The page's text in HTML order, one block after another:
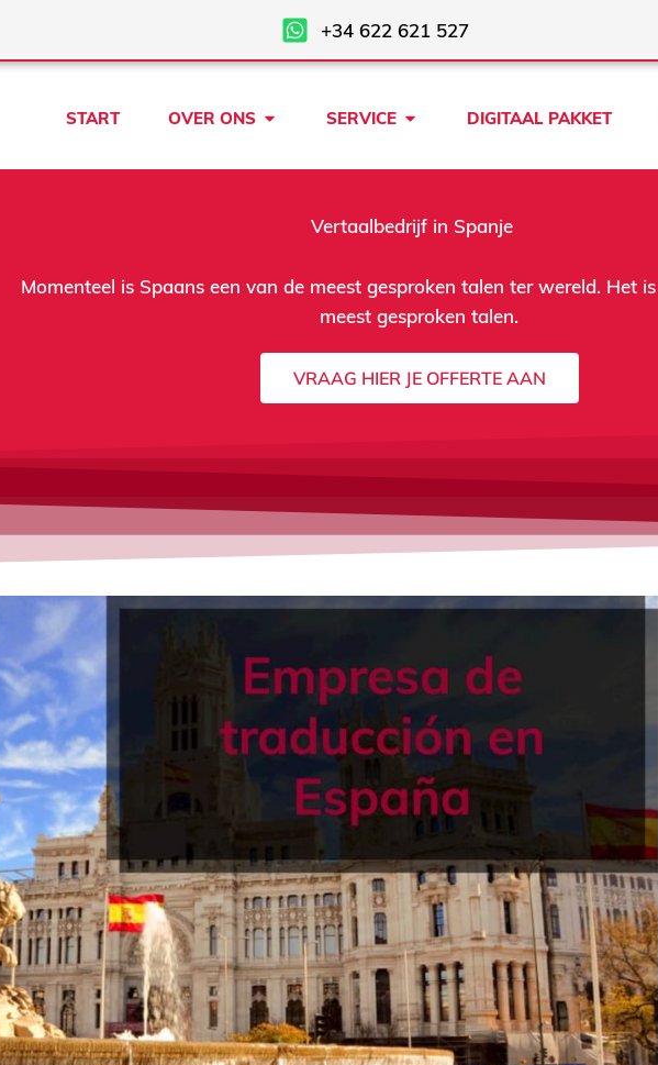
+34 622 621 527
START OVER ONS Open OVER ONS
SERVICE Open SERVICEDIGITAAL PAKKET
Vertaalbedrijf in Spanje
Momenteel is Spaans een van de meest gesproken talen ter wereld. Het
meest gesproken talen.
VRAAG HIER JE OFFERTE AAN